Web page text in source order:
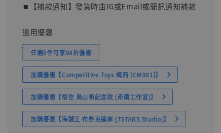
⏹︎【補款通知】發貨時由IG或Email或簡訊通知補款
適用優惠
任選5件可享98折優惠
加購優惠【Competitive Toys 梅西 [CM001]】
加購優惠【悟空 鳥山明紀念款 [奇蹟工作室]】
加購優惠【海賊王 布魯克達摩 [7STARS Studio]】